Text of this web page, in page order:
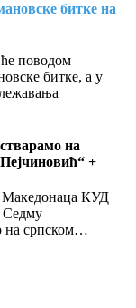
битке на
поводом
битке, а у
на
+
Македонаца КУД
Седму
на српском…